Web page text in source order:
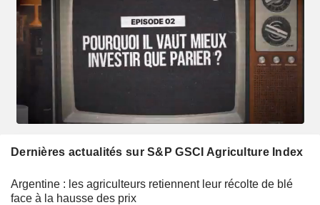
Dernières actualités sur S&P GSCI Agriculture Index
Argentine : les agriculteurs retiennent leur récolte de blé
face à la hausse des prix